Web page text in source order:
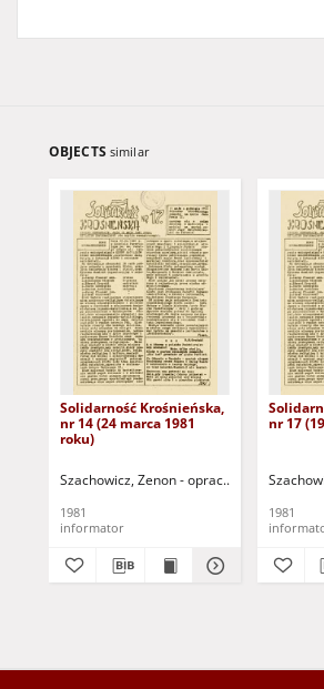
OBJECTS similar
Solidarność Krośnieńska,
nr 14 (24 marca 1981
roku)
Szachowicz, Zenon - oprac. Karpiński,
1981
informator
nr 17
1981